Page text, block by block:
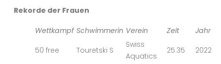
Rekorde der Frauen
Wettkampf Schwimmerin Verein Zeit
Jahr
50 free
Touretski S
Swiss
Aquatics
25.35 2022